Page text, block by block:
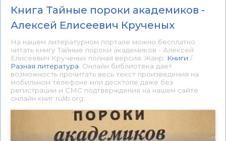
Книга Тайные пороки академиков -
Алексей Елисеевич Крученых
На нашем литературном портале можно бесплатно
читать книгу Тайные пороки академиков - Алексей
Елисеевич Крученых полная версия. Жанр: Книги /
Разная литература . Онлайн библиотека дает
возможность прочитать весь текст произведения на
мобильном телефоне или десктопе даже без
регистрации и СМС подтверждения на нашем сайте
онлайн книг rulib.org.